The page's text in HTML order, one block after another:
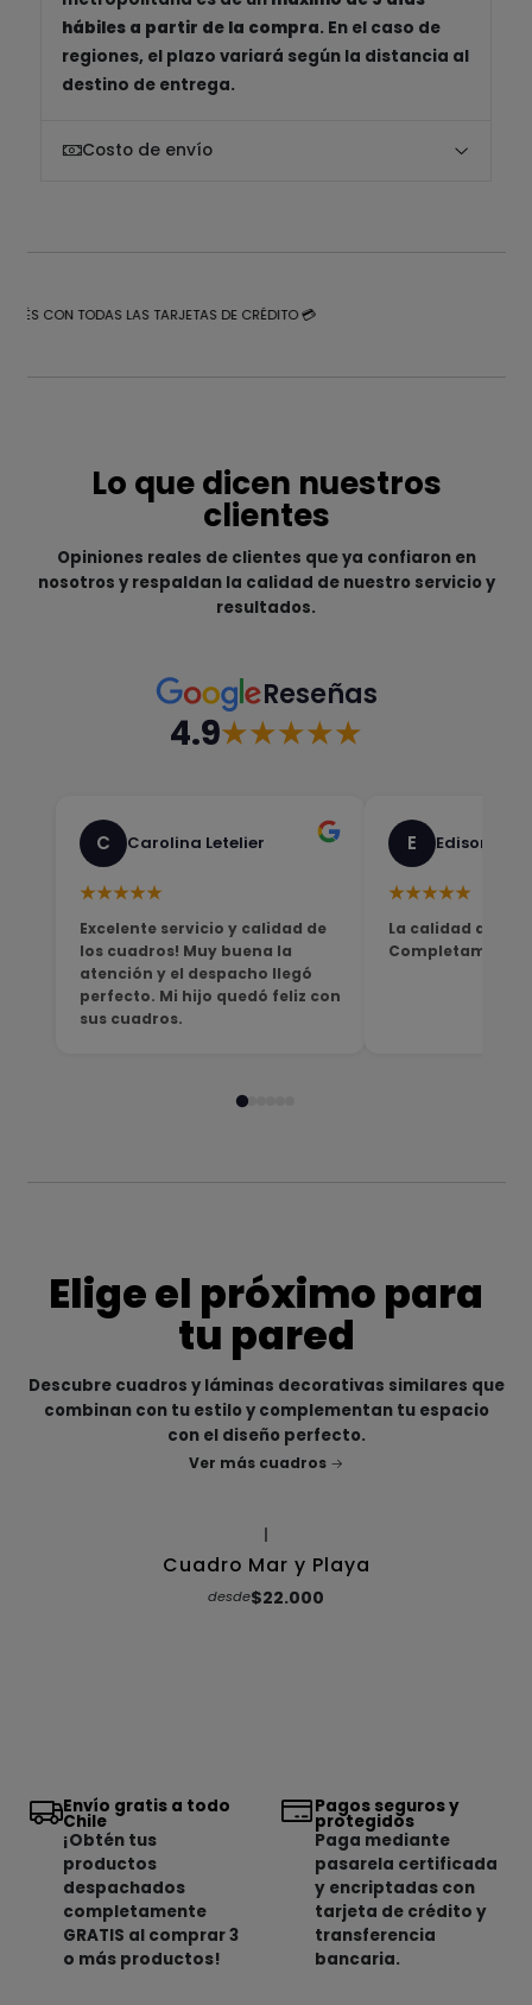
hábiles a partir de la compra. En el caso de
regiones, el plazo variará según la distancia al
destino de entrega.
Costo de envío
CON TODAS LAS TARJETAS DE CRÉDITO 💳
Lo que dicen nuestros
clientes
Opiniones reales de clientes que ya confiaron en
nosotros y respaldan la calidad de nuestro servicio y
resultados.
Reseñas
4.9★★★★★
C Carolina Letelier
★★★★★
Excelente servicio y calidad de
los cuadros! Muy buena la
atención y el despacho llegó
perfecto. Mi hijo quedó feliz con
sus cuadros.
E Edison
★★★★★
La calidad del
Completamente
Elige el próximo para
tu pared
Descubre cuadros y láminas decorativas similares que
combinan con tu estilo y complementan tu espacio
con el diseño perfecto.
Ver más cuadros
Cuadro Mar y Playa
desde$22.000
Envío gratis a todo
Chile
¡Obtén tus
productos
despachados
completamente
GRATIS al comprar 3
o más productos!
Pagos seguros y
protegidos
Paga mediante
pasarela certificada
y encriptadas con
tarjeta de crédito y
transferencia
bancaria.